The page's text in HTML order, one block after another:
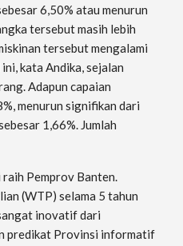
6,50% atau menurun
tersebut masih lebih
tersebut mengalami
kata Andika, sejalan
Adapun capaian
menurun signifikan dari
1,66%. Jumlah
Pemprov Banten.
(WTP) selama 5 tahun
inovatif dari
predikat Provinsi informatif